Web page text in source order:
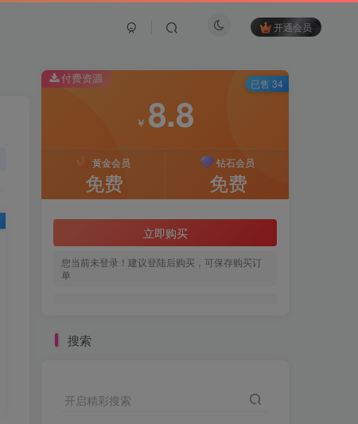
开通会员
付费资源
￥ 8.8
黄金会员
免费
钻石会员
免费
立即购买
您当前未登录！建议登陆后购买，可保存购买订
单
已售 34
搜索
开启精彩搜索